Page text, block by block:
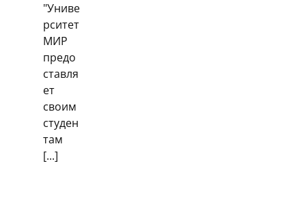
"Униве
рситет
МИР
предо
ставля
ет
своим
студен
там
[...]